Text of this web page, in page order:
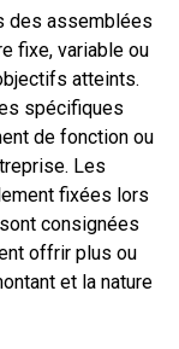
des assemblées
fixe, variable ou
atteints.
spécifiques
de fonction ou
Les
fixées lors
consignées
offrir plus ou
et la nature